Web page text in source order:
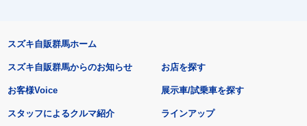
スズキ自販群馬ホーム
スズキ自販群馬からのお知らせ
お客様Voice
スタッフによるクルマ紹介
お店を探す
展示車/試乗車を探す
ラインアップ